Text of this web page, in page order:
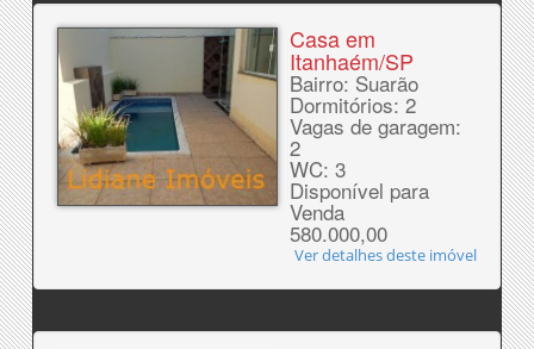
Casa em
Itanhaém/SP
Bairro: Suarão
Dormitórios: 2
Vagas de garagem:
2
WC: 3
Disponível para
Venda
580.000,00
Ver detalhes deste imóvel